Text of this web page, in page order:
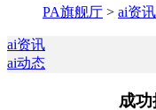
PA旗舰厅 > ai资讯
ai资讯
ai动态
成